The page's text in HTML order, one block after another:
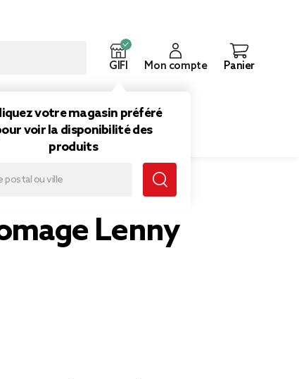
GIFI
votre magasin préféré
voir la disponibilité des
produits
Mon compte Panier
Lenny